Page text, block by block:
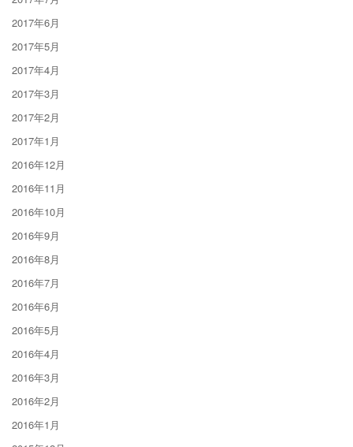
2017年6月
2017年5月
2017年4月
2017年3月
2017年2月
2017年1月
2016年12月
2016年11月
2016年10月
2016年9月
2016年8月
2016年7月
2016年6月
2016年5月
2016年4月
2016年3月
2016年2月
2016年1月